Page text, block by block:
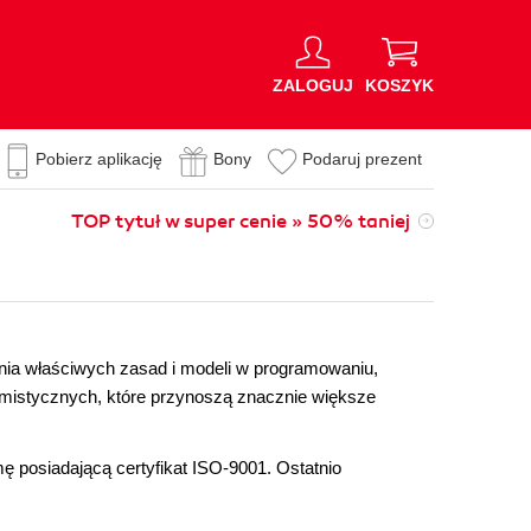
ZALOGUJ KOSZYK
Pobierz aplikację Bony Podaruj prezent
TOP tytuł w super cenie » 50% taniej
właściwych zasad i modeli w programowaniu,
które przynoszą znacznie większe
posiadającą certyfikat ISO-9001. Ostatnio